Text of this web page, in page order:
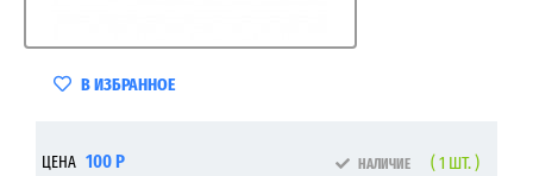
В ИЗБРАННОЕ
ЦЕНА 100 Р НАЛИЧИЕ ( 1 ШТ. )